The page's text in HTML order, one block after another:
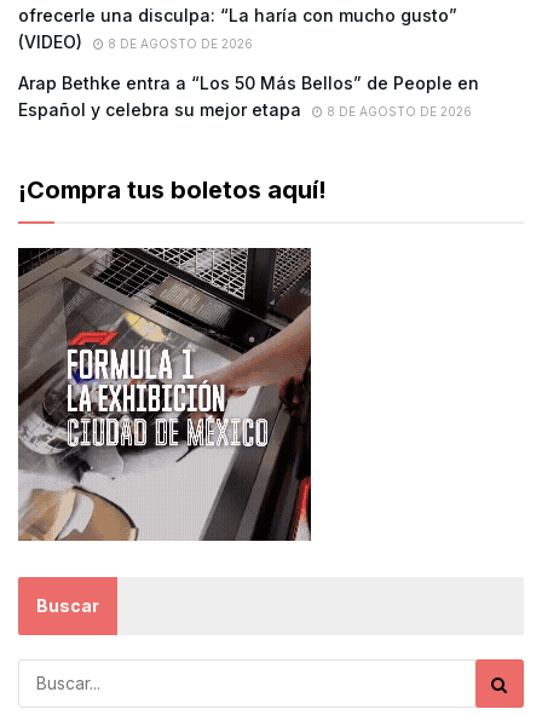
ofrecerle una disculpa: “La haría con mucho gusto”
(VIDEO)
8 DE AGOSTO DE 2026
Arap Bethke entra a “Los 50 Más Bellos” de People en
Español y celebra su mejor etapa
8 DE AGOSTO DE 2026
¡Compra tus boletos aquí!
Buscar